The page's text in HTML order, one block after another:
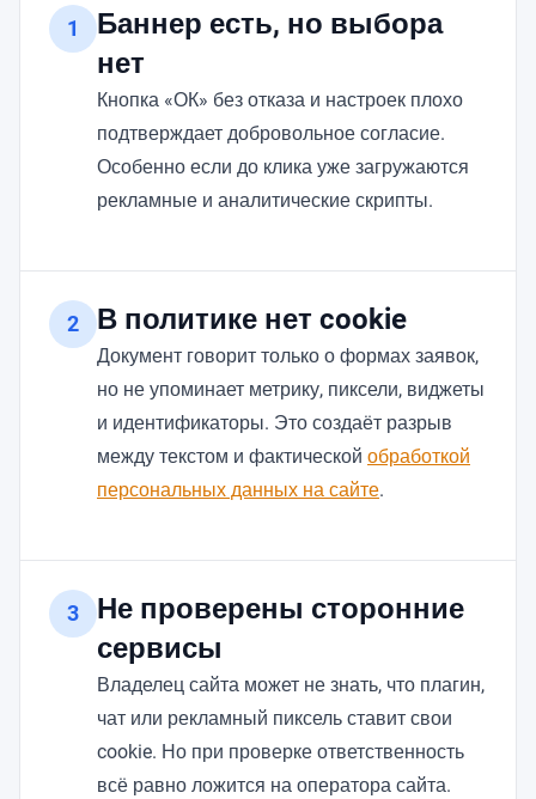
1
Баннер есть, но выбора
нет
Кнопка «ОК» без отказа и настроек плохо
подтверждает добровольное согласие.
Особенно если до клика уже загружаются
рекламные и аналитические скрипты.
2 В политике нет cookie
Документ говорит только о формах заявок,
но не упоминает метрику, пиксели, виджеты
и идентификаторы. Это создаёт разрыв
между текстом и фактической обработкой
персональных данных на сайте.
3
Не проверены сторонние
сервисы
Владелец сайта может не знать, что плагин,
чат или рекламный пиксель ставит свои
cookie. Но при проверке ответственность
всё равно ложится на оператора сайта.